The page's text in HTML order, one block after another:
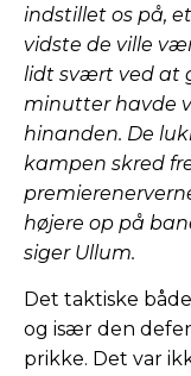
indstillet os på,
vidste de ville
lidt svært ved at
minutter havde
hinanden. De
kampen skred
højere op på
siger Ullum.
Det taktiske
og især den
prikke. Det var